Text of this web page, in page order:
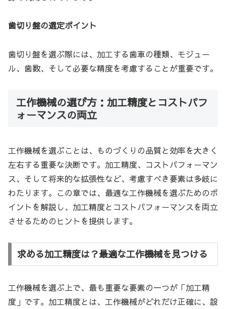
歯切り盤の選定ポイント
歯切り盤を選ぶ際には、加工する歯車の種類、モジュー
ル、歯数、そして必要な精度を考慮することが重要です。
工作機械の選び方：加工精度とコストパフ
ォーマンスの両立
工作機械を選ぶことは、ものづくりの品質と効率を大きく
左右する重要な決断です。加工精度、コストパフォーマン
ス、そして将来的な拡張性など、考慮すべき要素は多岐に
わたります。この章では、最適な工作機械を選ぶためのポ
イントを解説し、加工精度とコストパフォーマンスを両立
させるためのヒントを提供します。
求める加工精度は？最適な工作機械を見つける
工作機械を選ぶ上で、最も重要な要素の一つが「加工精
度」です。加工精度とは、工作機械がどれだけ正確に、設